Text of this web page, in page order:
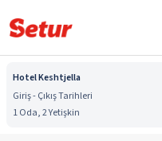
Hotel Keshtjella
Giriş - Çıkış Tarihleri
1 Oda, 2 Yetişkin